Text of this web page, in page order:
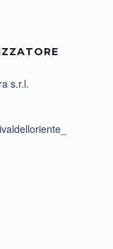
s.r.l.